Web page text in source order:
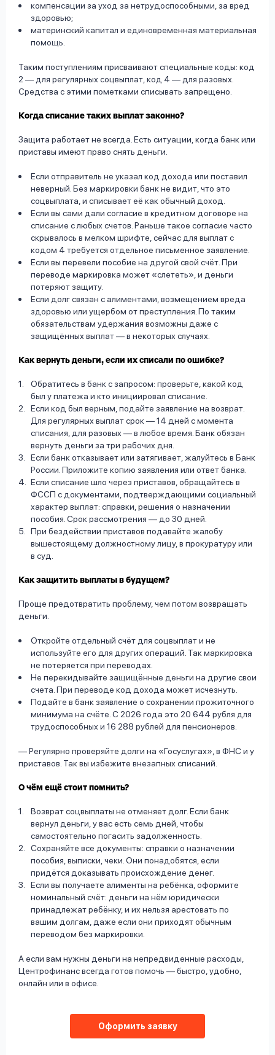
компенсации за уход за нетрудоспособными, за вред
здоровью;
материнский капитал и единовременная материальная
помощь.
Таким поступлениям присваивают специальные коды: код
2 — для регулярных соцвыплат, код 4 — для разовых.
Средства с этими пометками списывать запрещено.
Когда списание таких выплат законно?
Защита работает не всегда. Есть ситуации, когда банк или
приставы имеют право снять деньги.
Если отправитель не указал код дохода или поставил
неверный. Без маркировки банк не видит, что это
соцвыплата, и списывает её как обычный доход.
Если вы сами дали согласие в кредитном договоре на
списание с любых счетов. Раньше такое согласие часто
скрывалось в мелком шрифте, сейчас для выплат с
кодом 4 требуется отдельное письменное заявление.
Если вы перевели пособие на другой свой счёт. При
переводе маркировка может «слететь», и деньги
потеряют защиту.
Если долг связан с алиментами, возмещением вреда
здоровью или ущербом от преступления. По таким
обязательствам удержания возможны даже с
защищённых выплат — в некоторых случаях.
Как вернуть деньги, если их списали по ошибке?
Обратитесь в банк с запросом: проверьте, какой код
был у платежа и кто инициировал списание.
Если код был верным, подайте заявление на возврат.
Для регулярных выплат срок — 14 дней с момента
списания, для разовых — в любое время. Банк обязан
вернуть деньги за три рабочих дня.
Если банк отказывает или затягивает, жалуйтесь в Банк
России. Приложите копию заявления или ответ банка.
Если списание шло через приставов, обращайтесь в
ФССП с документами, подтверждающими социальный
характер выплат: справки, решения о назначении
пособия. Срок рассмотрения — до 30 дней.
При бездействии приставов подавайте жалобу
вышестоящему должностному лицу, в прокуратуру или
в суд.
Как защитить выплаты в будущем?
Проще предотвратить проблему, чем потом возвращать
деньги.
Откройте отдельный счёт для соцвыплат и не
используйте его для других операций. Так маркировка
не потеряется при переводах.
Не перекидывайте защищённые деньги на другие свои
счета. При переводе код дохода может исчезнуть.
Подайте в банк заявление о сохранении прожиточного
минимума на счёте. С 2026 года это 20 644 рубля для
трудоспособных и 16 288 рублей для пенсионеров.
— Регулярно проверяйте долги на «Госуслугах», в ФНС и у
приставов. Так вы избежите внезапных списаний.
О чём ещё стоит помнить?
Возврат соцвыплаты не отменяет долг. Если банк
вернул деньги, у вас есть семь дней, чтобы
самостоятельно погасить задолженность.
Сохраняйте все документы: справки о назначении
пособия, выписки, чеки. Они понадобятся, если
придётся доказывать происхождение денег.
Если вы получаете алименты на ребёнка, оформите
номинальный счёт: деньги на нём юридически
принадлежат ребёнку, и их нельзя арестовать по
вашим долгам, даже если они приходят обычным
переводом без маркировки.
А если вам нужны деньги на непредвиденные расходы,
Центрофинанс всегда готов помочь — быстро, удобно,
онлайн или в офисе.
Оформить заявку